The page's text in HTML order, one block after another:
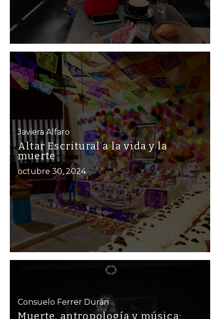
Javiera Alfaro
Altar Escritural a la vida y la
muerte
octubre 30, 2024
Consuelo Ferrer Durán
Muerte, antropología y música: